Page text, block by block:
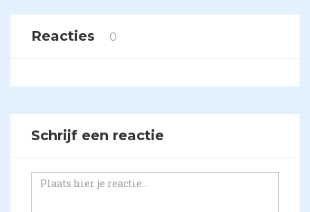
Reacties 0
Schrijf een reactie